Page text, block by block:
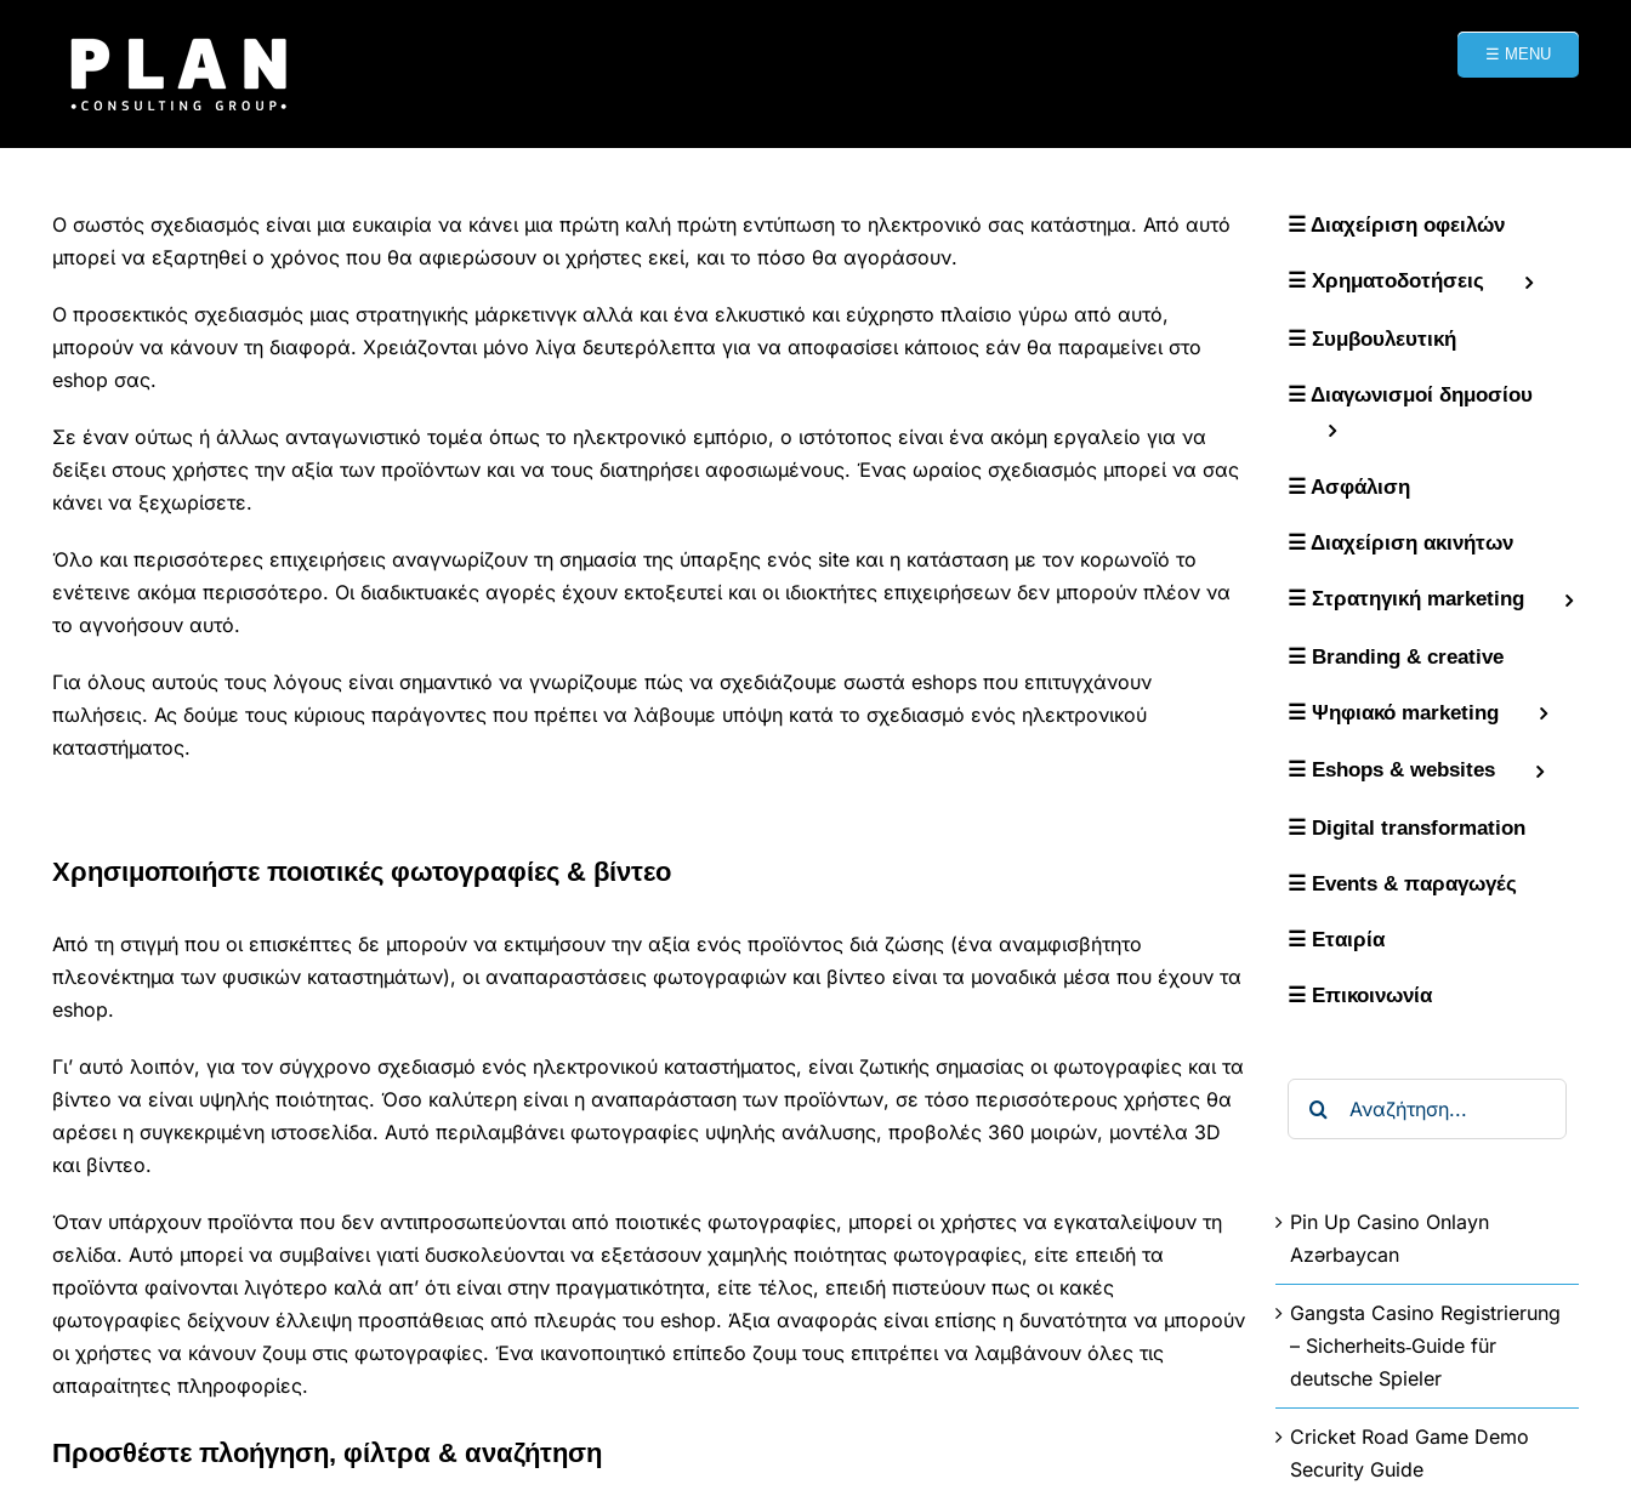
☰ MENU
Ο σωστός σχεδιασμός είναι μια ευκαιρία να κάνει μια πρώτη καλή πρώτη εντύπωση το ηλεκτρονικό σας κατάστημα. Από αυτό
μπορεί να εξαρτηθεί ο χρόνος που θα αφιερώσουν οι χρήστες εκεί, και το πόσο θα αγοράσουν.
Ο προσεκτικός σχεδιασμός μιας στρατηγικής μάρκετινγκ αλλά και ένα ελκυστικό και εύχρηστο πλαίσιο γύρω από αυτό,
μπορούν να κάνουν τη διαφορά. Χρειάζονται μόνο λίγα δευτερόλεπτα για να αποφασίσει κάποιος εάν θα παραμείνει στο
eshop σας.
Σε έναν ούτως ή άλλως ανταγωνιστικό τομέα όπως το ηλεκτρονικό εμπόριο, ο ιστότοπος είναι ένα ακόμη εργαλείο για να
δείξει στους χρήστες την αξία των προϊόντων και να τους διατηρήσει αφοσιωμένους. Ένας ωραίος σχεδιασμός μπορεί να σας
κάνει να ξεχωρίσετε.
Όλο και περισσότερες επιχειρήσεις αναγνωρίζουν τη σημασία της ύπαρξης ενός site και η κατάσταση με τον κορωνοϊό το
ενέτεινε ακόμα περισσότερο. Οι διαδικτυακές αγορές έχουν εκτοξευτεί και οι ιδιοκτήτες επιχειρήσεων δεν μπορούν πλέον να
το αγνοήσουν αυτό.
Για όλους αυτούς τους λόγους είναι σημαντικό να γνωρίζουμε πώς να σχεδιάζουμε σωστά eshops που επιτυγχάνουν
πωλήσεις. Ας δούμε τους κύριους παράγοντες που πρέπει να λάβουμε υπόψη κατά το σχεδιασμό ενός ηλεκτρονικού
καταστήματος.
Χρησιμοποιήστε ποιοτικές φωτογραφίες & βίντεο
Από τη στιγμή που οι επισκέπτες δε μπορούν να εκτιμήσουν την αξία ενός προϊόντος διά ζώσης (ένα αναμφισβήτητο
πλεονέκτημα των φυσικών καταστημάτων), οι αναπαραστάσεις φωτογραφιών και βίντεο είναι τα μοναδικά μέσα που έχουν τα
eshop.
Γι’ αυτό λοιπόν, για τον σύγχρονο σχεδιασμό ενός ηλεκτρονικού καταστήματος, είναι ζωτικής σημασίας οι φωτογραφίες και τα
βίντεο να είναι υψηλής ποιότητας. Όσο καλύτερη είναι η αναπαράσταση των προϊόντων, σε τόσο περισσότερους χρήστες θα
αρέσει η συγκεκριμένη ιστοσελίδα. Αυτό περιλαμβάνει φωτογραφίες υψηλής ανάλυσης, προβολές 360 μοιρών, μοντέλα 3D
και βίντεο.
Όταν υπάρχουν προϊόντα που δεν αντιπροσωπεύονται από ποιοτικές φωτογραφίες, μπορεί οι χρήστες να εγκαταλείψουν τη
σελίδα. Αυτό μπορεί να συμβαίνει γιατί δυσκολεύονται να εξετάσουν χαμηλής ποιότητας φωτογραφίες, είτε επειδή τα
προϊόντα φαίνονται λιγότερο καλά απ’ ότι είναι στην πραγματικότητα, είτε τέλος, επειδή πιστεύουν πως οι κακές
φωτογραφίες δείχνουν έλλειψη προσπάθειας από πλευράς του eshop. Άξια αναφοράς είναι επίσης η δυνατότητα να μπορούν
οι χρήστες να κάνουν ζουμ στις φωτογραφίες. Ένα ικανοποιητικό επίπεδο ζουμ τους επιτρέπει να λαμβάνουν όλες τις
απαραίτητες πληροφορίες.
Προσθέστε πλοήγηση, φίλτρα & αναζήτηση
☰ Διαχείριση οφειλών
☰ Χρηματοδοτήσεις
☰ Συμβουλευτική
☰ Διαγωνισμοί δημοσίου
☰ Ασφάλιση
☰ Διαχείριση ακινήτων
☰ Στρατηγική marketing
☰ Branding & creative
☰ Ψηφιακό marketing
☰ Eshops & websites
☰ Digital transformation
☰ Events & παραγωγές
☰ Εταιρία
☰ Επικοινωνία
Pin Up Casino Onlayn
Azərbaycan
Gangsta Casino Registrierung
– Sicherheits‑Guide für
deutsche Spieler
Cricket Road Game Demo
Security Guide